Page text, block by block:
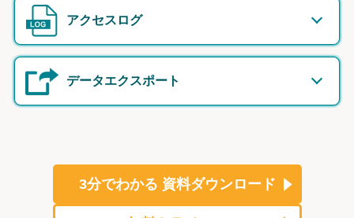
アクセスログ
データエクスポート
3分でわかる 資料ダウンロード